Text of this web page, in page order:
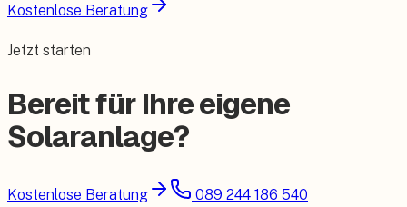
Kostenlose Beratung
Jetzt starten
Bereit für Ihre eigene
Solaranlage?
Kostenlose Beratung 089 244 186 540